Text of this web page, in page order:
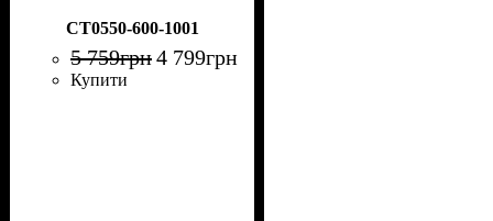
CT0550-600-1001
5 759грн4 799грн
Купити